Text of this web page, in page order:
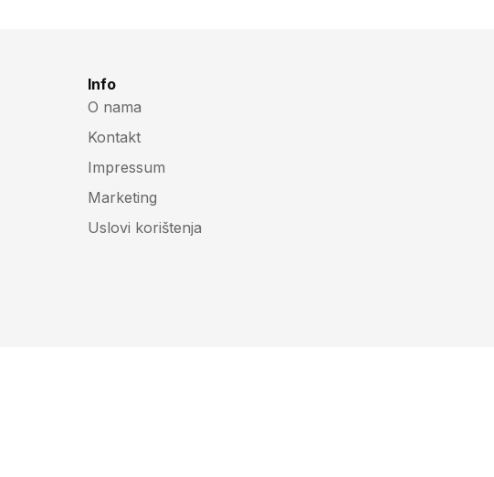
Info
O nama
Kontakt
Impressum
Marketing
Uslovi korištenja